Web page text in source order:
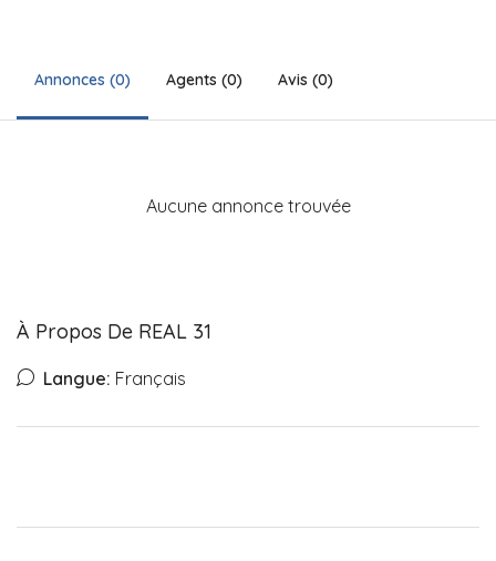
Annonces (0) Agents (0) Avis (0)
Aucune annonce trouvée
À Propos De REAL 31
Langue: Français